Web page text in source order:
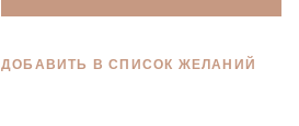
ДОБАВИТЬ В СПИСОК ЖЕЛАНИЙ